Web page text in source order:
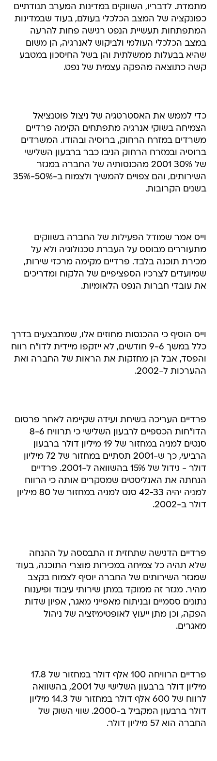
מתמדת. לדבריו, השווקים במדינות המערב תנודתיים
כפונקציה של המצב הכלכלי בעולם, בעוד שבמדינות
המתפתחות תעשיית הנפט רגישה פחות להרעה
במצב הכלכלי העולמי ולביקוש לאנרגיה, הן משום
שהיא בבעלות ממשלתית והן בשל החיסכון במטבע
קשה כתוצאה מהפקה עצמית של נפט.
כדי לממש את האסטרטגיה של ניצול פוטנציאל
הצמיחה בשוקי אנרגיה מתפתחים הקימה פרדיים
משרדים במזרח הרחוק, ברוסיה ובהודו. המשרדים
ברוסיה ובמזרח הרחוק הניבו כבר ברבעון השלישי
של 30% 2001 מהכנסותיה של החברה במגזר
השירותים, והם צפויים להמשיך ולצמוח ב-50%-35%
בשנים הקרובות.
וייס אמר שמודל הפעילות של החברה בשווקים
מתעוררים מבוסס על העברת טכנולוגיה ולא על
מכירת תוכנה בלבד. פרדיים מקימה מרכזי שירות,
שמיועדים לצרכיו הספציפיים של הלקוח ומדריכים
את עובדי חברות הנפט הלאומיות.
וייס הוסיף כי ההכנסות מחוזים אלו, שמתבצעים בדרך
כלל במשך 9-6 חודשים, לא ייזקפו מיידית לדו"ח רווח
והפסד, אבל הן מחזקות את הראות של החברה ואת
ההערכות ל-2002.
פרדיים העריכה בשיחת ועידה שקיימה לאחר פרסום
הדו"חות הכספיים לרבעון השלישי כי תרוויח 8-6
סנטים למניה במחזור של 19 מיליון דולר ברבעון
הרביעי, כך ש-2001 תסתיים במחזור של 72 מיליון
דולר - גידול של 15% בהשוואה ל-2001. פרדיים
הנחתה את האנליסטים שמסקרים אותה כי הרווח
למניה יהיה 42-33 סנט למניה במחזור של 80 מיליון
דולר ב-2002.
פרדיים הדגישה שתחזית זו התבססה על ההנחה
שלא תהיה כל צמיחה במכירות מוצרי התוכנה, בעוד
שמגזר השירותים של החברה יוסיף לצמוח בקצב
מהיר. מגזר זה ממוקד במתן שירותי עיבוד ופיענוח
נתונים ססמיים ובניתוח מאפייני מאגר, אפיון שדות
הפקה, וכן מתן ייעוץ לאופטימיזציה של ניהול
מאגרים.
פרדיים הרוויחה 100 אלף דולר במחזור של 17.8
מיליון דולר ברבעון השלישי של 2001, בהשוואה
לרווח של 600 אלף דולר במחזור של 14.3 מיליון
דולר ברבעון המקביל ב-2000. שווי השוק של
החברה הוא 57 מיליון דולר.